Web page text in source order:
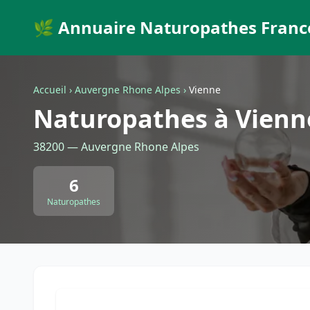
🌿 Annuaire Naturopathes
Accueil › Auvergne Rhone Alpes › Vienne
Naturopathes à
38200 — Auvergne Rhone Alpes
6
Naturopathes